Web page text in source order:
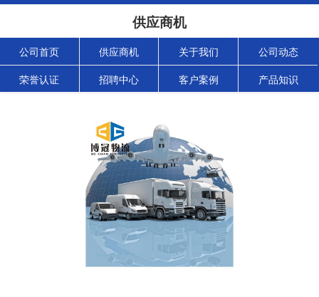
供应商机
公司首页 供应商机 关于我们 公司动态
荣誉认证 招聘中心 客户案例 产品知识